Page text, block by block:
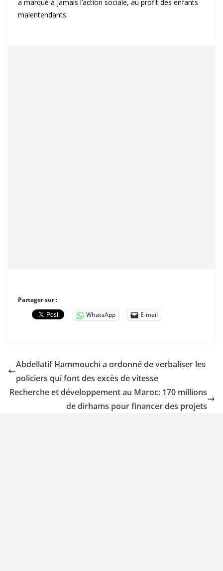
a marqué à jamais l’action sociale, au profit des enfants
malentendants.
Partager sur :
WhatsApp
E-mail
Abdellatif Hammouchi a ordonné de verbaliser les
policiers qui font des excès de vitesse
Recherche et développement au Maroc: 170 millions
de dirhams pour financer des projets